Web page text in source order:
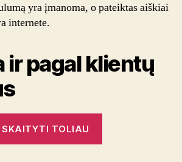
yra įmanoma, o pateiktas aiškiai
internete.
ir pagal klientų
SKAITYTI TOLIAU